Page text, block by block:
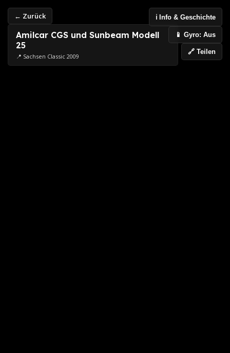
← Zurück
Amilcar CGS und Sunbeam Modell
25
📍 Sachsen Classic 2009
ℹ️ Info & Geschichte
📱 Gyro: Aus
🔗 Teilen